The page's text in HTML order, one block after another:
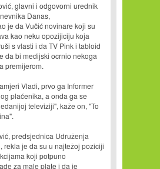
glavni i odgovorni urednik
Danas,
je da Vučić novinare koji su
kao neku opozijiciju koja
s vlasti i da TV Pink i tabloid
da bi medijski ocrnio nekoga
premijerom.
Vladi, prvo ga Informer
plaćenika, a onda ga se
televiziji", kaže on, "To
predsjednica Udruženja
rekla je da su u najtežoj poziciji
koji potpuno
za male plate i da je